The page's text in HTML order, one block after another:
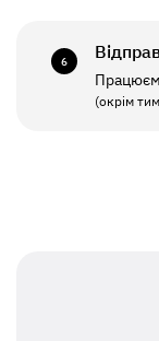
ПН - ПТ
СБ - НД
6
(окрім